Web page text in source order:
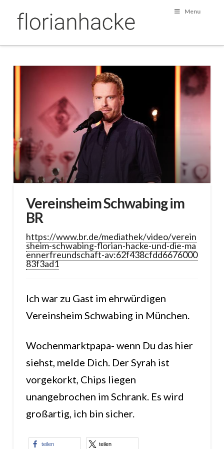
Menu
Vereinsheim Schwabing im
BR
https://www.br.de/mediathek/video/verein
sheim-schwabing-florian-hacke-und-die-ma
ennerfreundschaft-av:62f438cfdd6676000
83f3ad1
Ich war zu Gast im ehrwürdigen
Vereinsheim Schwabing in München.
Wochenmarktpapa- wenn Du das hier
siehst, melde Dich. Der Syrah ist
vorgekorkt, Chips liegen
unangebrochen im Schrank. Es wird
großartig, ich bin sicher.
teilen teilen